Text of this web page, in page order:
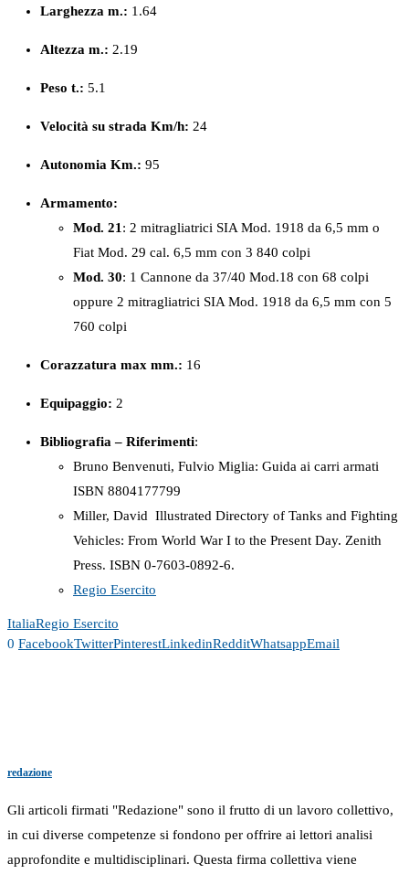
Larghezza m.: 1.64
Altezza m.: 2.19
Peso t.: 5.1
Velocità su strada Km/h: 24
Autonomia Km.: 95
Armamento:
Mod. 21 : 2 mitragliatrici SIA Mod. 1918 da 6,5 mm o
Fiat Mod. 29 cal. 6,5 mm con 3 840 colpi
Mod. 30: 1 Cannone da 37/40 Mod.18 con 68 colpi
oppure 2 mitragliatrici SIA Mod. 1918 da 6,5 mm con 5
760 colpi
Corazzatura max mm.: 16
Equipaggio: 2
Bibliografia – Riferimenti:
Bruno Benvenuti, Fulvio Miglia: Guida ai carri armati
ISBN 8804177799
Miller, David Illustrated Directory of Tanks and Fighting
Vehicles: From World War I to the Present Day. Zenith
Press. ISBN 0-7603-0892-6.
Regio Esercito
ItaliaRegio Esercito
0 FacebookTwitterPinterestLinkedinRedditWhatsappEmail
redazione
Gli articoli firmati "Redazione" sono il frutto di un lavoro collettivo,
in cui diverse competenze si fondono per offrire ai lettori analisi
approfondite e multidisciplinari. Questa firma collettiva viene